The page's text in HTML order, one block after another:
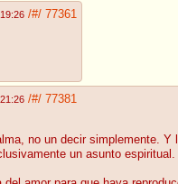
/#/ 77361
/#/ 77381
no un decir simplemente.
un asunto espiritual.